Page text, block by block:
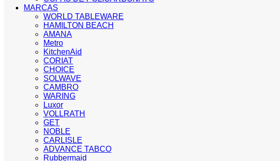
MARCAS
WORLD TABLEWARE
HAMILTON BEACH
AMANA
Metro
KitchenAid
CORIAT
CHOICE
SOLWAVE
CAMBRO
WARING
Luxor
VOLLRATH
GET
NOBLE
CARLISLE
ADVANCE TABCO
Rubbermaid